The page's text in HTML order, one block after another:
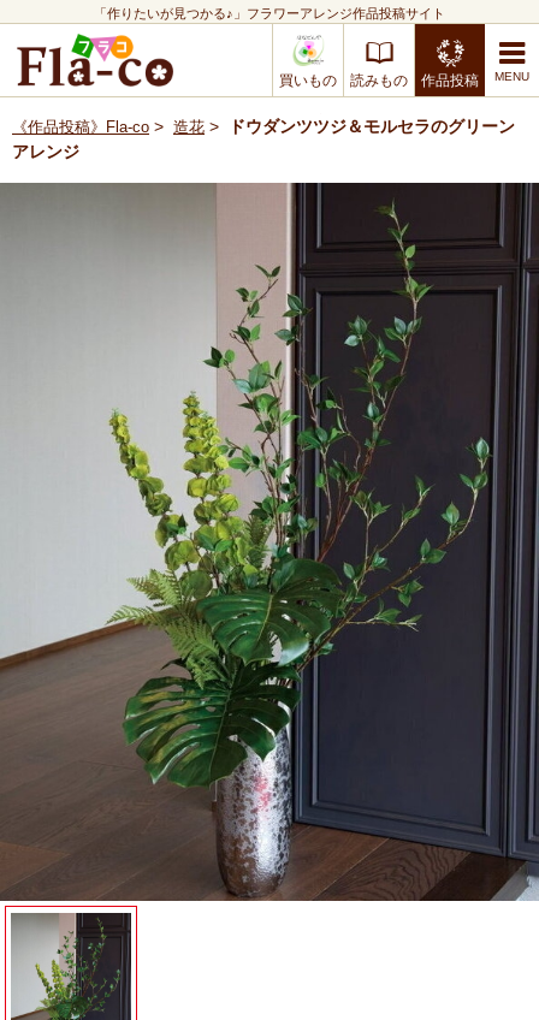
「作りたいが見つかる♪」フラワーアレンジ作品投稿サイト
買いもの 読みもの 作品投稿
《作品投稿》Fla-co > 造花 >
ドウダンツツジ＆モルセラのグリーン
アレンジ